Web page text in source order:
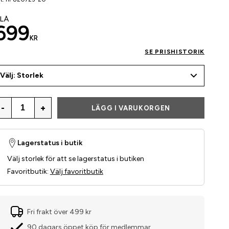
KR
SE PRISHISTORIK
Välj: Storlek
- + LÄGG I VARUKORGEN
Lagerstatus i butik
Välj storlek för att se lagerstatus i butiken
Favoritbutik: Välj favoritbutik
Fri frakt över 499 kr